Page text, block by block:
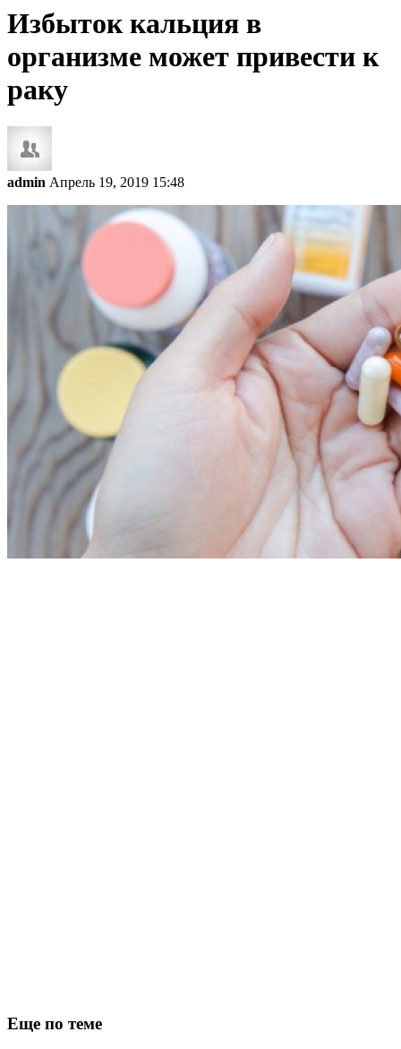
Избыток кальция в
организме может привести к
раку
admin Апрель 19, 2019 15:48
Еще по теме